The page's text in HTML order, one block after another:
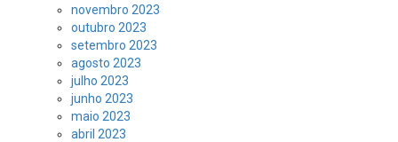
novembro 2023
outubro 2023
setembro 2023
agosto 2023
julho 2023
junho 2023
maio 2023
abril 2023